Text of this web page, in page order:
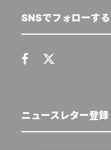
SNSでフォローする
ニュースレター登録